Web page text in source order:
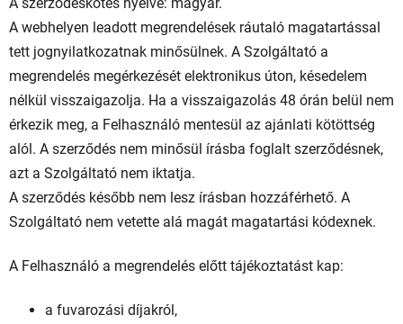
A webhelyen leadott megrendelések ráutaló magatartással
tett jognyilatkozatnak minősülnek. A Szolgáltató a
megrendelés megérkezését elektronikus úton, késedelem
nélkül visszaigazolja. Ha a visszaigazolás 48 órán belül nem
érkezik meg, a Felhasználó mentesül az ajánlati kötöttség
alól. A szerződés nem minősül írásba foglalt szerződésnek,
azt a Szolgáltató nem iktatja.
A szerződés később nem lesz írásban hozzáférhető. A
Szolgáltató nem vetette alá magát magatartási kódexnek.
A Felhasználó a megrendelés előtt tájékoztatást kap:
a fuvarozási díjakról,